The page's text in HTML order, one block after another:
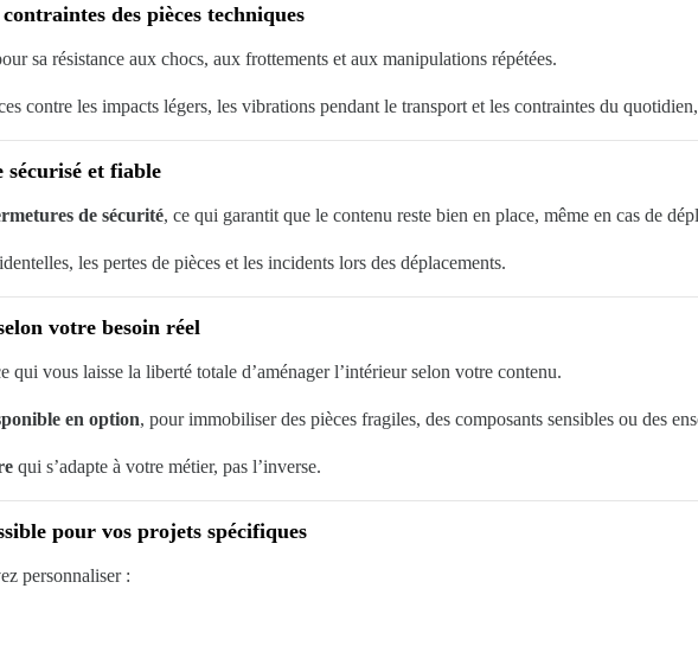
des pièces techniques
sa résistance aux chocs, aux frottements et aux manipulations répétées.
contre les impacts légers, les vibrations pendant le transport et les contraintes du
sécurisé et fiable
de sécurité, ce qui garantit que le contenu reste bien en place, même en cas de
les pertes de pièces et les incidents lors des déplacements.
votre besoin réel
qui vous laisse la liberté totale d’aménager l’intérieur selon votre contenu.
en option, pour immobiliser des pièces fragiles, des composants sensibles ou des
qui s’adapte à votre métier, pas l’inverse.
pour vos projets spécifiques
personnaliser :